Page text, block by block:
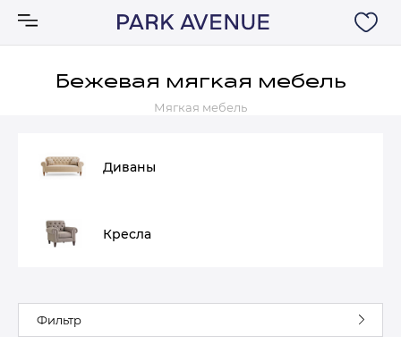
Ковры
Акции
Бежевая мягкая мебель
Мягкая мебель
Диваны
Кресла
Фильтр